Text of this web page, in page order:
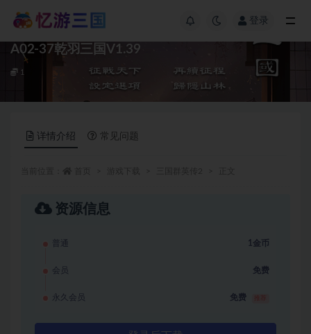
登录
A02-37乾羽三国V1.39
1
详情介绍 常见问题
资源信息
普通 1金币
会员 免费
永久会员 免费